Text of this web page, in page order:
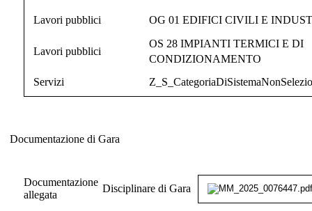
Lavori pubblici OG 01 EDIFICI CIVILI E
Lavori pubblici
OS 28 IMPIANTI TERMICI E DI
CONDIZIONAMENTO
Servizi
Documentazione di Gara
Documentazione
allegata
Disciplinare di Gara